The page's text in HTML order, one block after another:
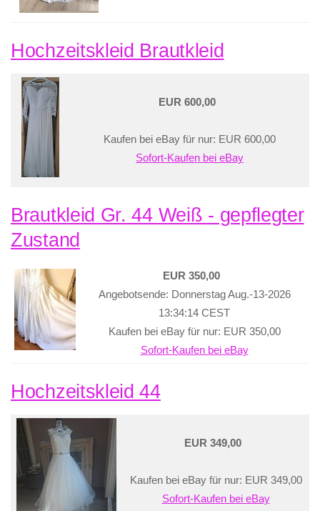
Hochzeitskleid Brautkleid
EUR 600,00
Kaufen bei eBay für nur: EUR 600,00
Sofort-Kaufen bei eBay
Brautkleid Gr. 44 Weiß - gepflegter
Zustand
EUR 350,00
Angebotsende: Donnerstag Aug.-13-2026
13:34:14 CEST
Kaufen bei eBay für nur: EUR 350,00
Sofort-Kaufen bei eBay
Hochzeitskleid 44
EUR 349,00
Kaufen bei eBay für nur: EUR 349,00
Sofort-Kaufen bei eBay